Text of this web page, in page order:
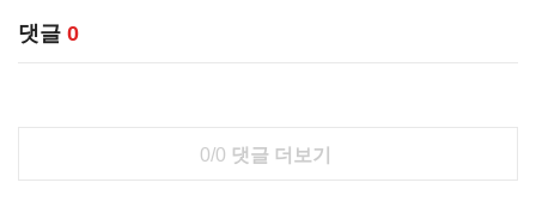
댓글 0
0/0 댓글 더보기